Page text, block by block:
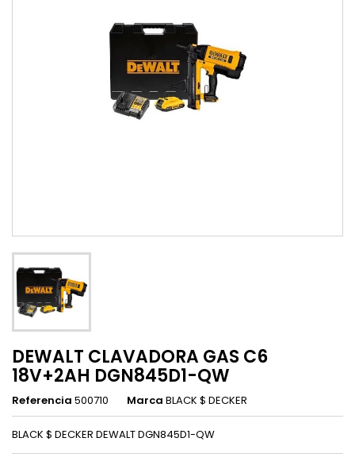
DEWALT CLAVADORA GAS C6
18V+2AH DGN845D1-QW
Referencia 500710 Marca BLACK $ DECKER
BLACK $ DECKER DEWALT DGN845D1-QW